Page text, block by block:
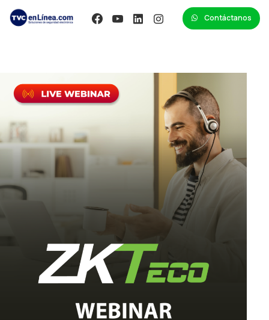
Contáctanos